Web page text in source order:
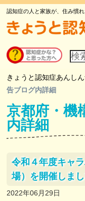
認知症の人と家族が、住み慣
イ
ト
検
索
きょうと認知症あんし
告ブログ内詳細
京都府・機
内詳細
令和４年度キャ
場）を開催しま
2022年06月29日